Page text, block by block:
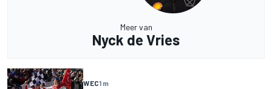
Meer van
Nyck de Vries
WEC1 m